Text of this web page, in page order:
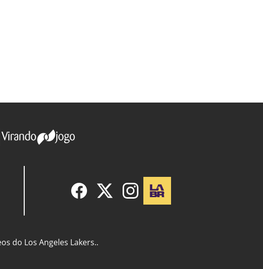
do Los Angeles Lakers..